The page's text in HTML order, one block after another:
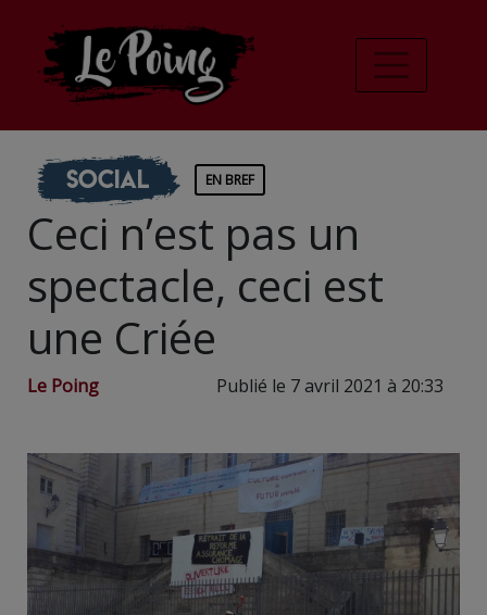
Social EN BREF
Ceci n’est pas un
spectacle, ceci est
une Criée
Le Poing Publié le 7 avril 2021 à 20:33